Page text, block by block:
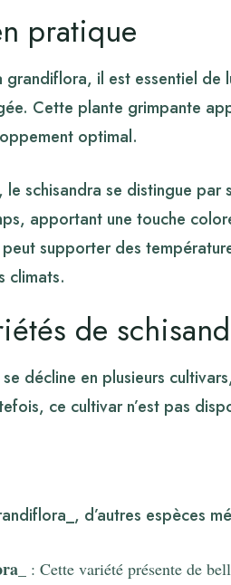
pratique
grandiflora, il est essentiel
Cette plante grimpante
optimal.
schisandra se distingue par
apportant une touche
supporter des
climats.
de
décline en plusieurs
ce cultivar n’est pas
d’autres espèces
: Cette variété présente de